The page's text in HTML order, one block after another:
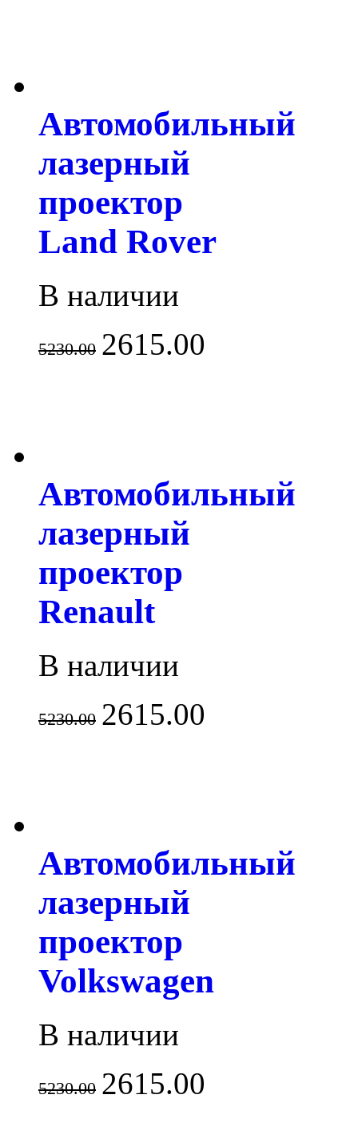
Автомобильный
лазерный
проектор
Land Rover
В наличии
5230.00 2615.00
Автомобильный
лазерный
проектор
Renault
В наличии
5230.00 2615.00
Автомобильный
лазерный
проектор
Volkswagen
В наличии
5230.00 2615.00